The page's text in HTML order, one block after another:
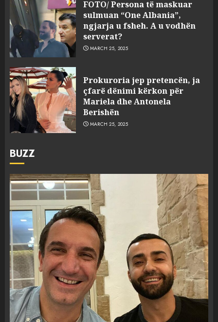
FOTO/ Persona të maskuar
sulmuan “One Albania”,
ngjarja u fsheh. A u vodhën
serverat?
MARCH 25, 2025
Prokuroria jep pretencën, ja
çfarë dënimi kërkon për
Mariela dhe Antonela
Berishën
MARCH 25, 2025
BUZZ